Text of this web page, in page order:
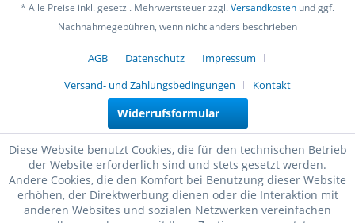
* Alle Preise inkl. gesetzl. Mehrwertsteuer zzgl.Versandkosten und ggf.
Nachnahmegebühren, wenn nicht anders beschrieben
AGB Datenschutz
Impressum
Versand- und Zahlungsbedingungen
Kontakt
Widerrufsformular
Diese Website benutzt Cookies, die für den technischen Betrieb
der Website erforderlich sind und stets gesetzt werden.
Andere Cookies, die den Komfort bei Benutzung dieser Website
erhöhen, der Direktwerbung dienen oder die Interaktion mit
anderen Websites und sozialen Netzwerken vereinfachen